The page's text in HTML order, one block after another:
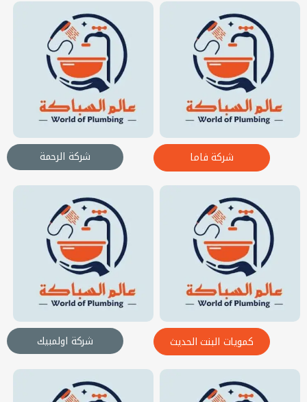
شركة فاما شركة الرحمة
كمويات البنت الحديث شركة اولمبيك